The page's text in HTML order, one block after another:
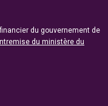
du gouvernement de
du ministère du